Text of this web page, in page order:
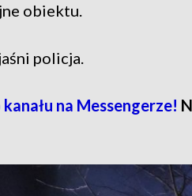
obiektu.
policja.
na Messengerze!